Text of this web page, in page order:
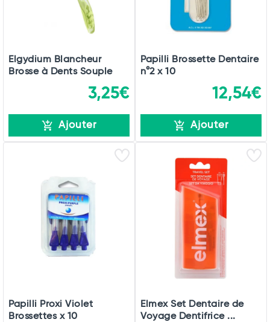
Elgydium Blancheur
Brosse à Dents Souple
3,25€
Ajouter
Papilli Brossette Dentaire
n°2 x 10
12,54€
Ajouter
Papilli Proxi Violet
Brossettes x 10
Elmex Set Dentaire de
Voyage Dentifrice ...